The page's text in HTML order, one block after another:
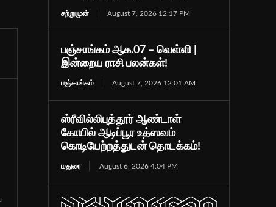
சற்றுமுன் August 7, 2026 12:17 PM
பஞ்சாங்கம் ஆக.07 – வெள்ளி |
இன்றைய ராசி பலன்கள்!
பஞ்சாங்கம் August 7, 2026 12:01 AM
ஸ்ரீவில்லிபுத்தூர் ஆண்டாள்
கோயில் ஆடிப்பூர உத்ஸவம்
கொடியேற்றத்துடன் தொடக்கம்!
மதுரை August 6, 2026 4:04 PM